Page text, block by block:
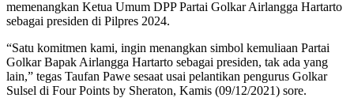
memenangkan Ketua Umum DPP Partai Golkar Airlangga Hartarto
sebagai presiden di Pilpres 2024.
“Satu komitmen kami, ingin menangkan simbol kemuliaan Partai
Golkar Bapak Airlangga Hartarto sebagai presiden, tak ada yang
lain,” tegas Taufan Pawe sesaat usai pelantikan pengurus Golkar
Sulsel di Four Points by Sheraton, Kamis (09/12/2021) sore.